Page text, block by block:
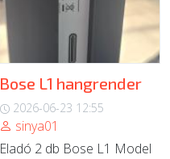
Bose L1 hangrender
2026-06-23 12:55
sinya01
Eladó 2 db Bose L1 Model